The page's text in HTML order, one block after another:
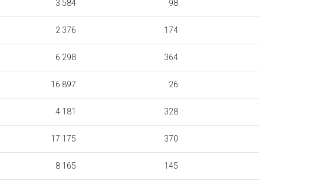
3 584 98
2 376 174
6 298 364
16 897 26
4 181 328
17 175 370
8 165 145